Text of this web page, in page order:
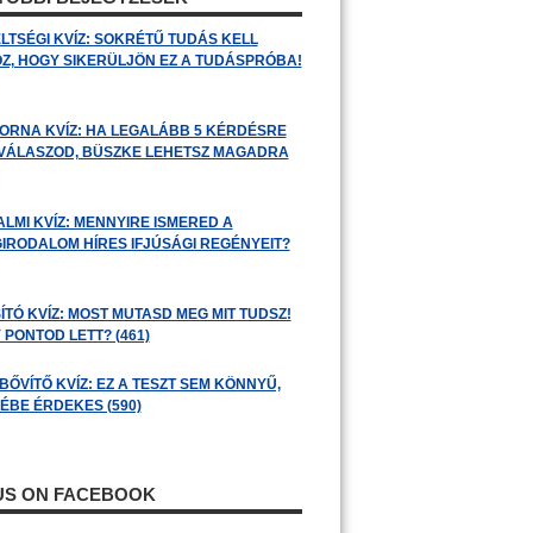
KVÍZ: SOKRÉTŰ TUDÁS KELL
HOGY SIKERÜLJÖN EZ A TUDÁSPRÓBA!
KVÍZ: HA LEGALÁBB 5 KÉRDÉSRE
BÜSZKE LEHETSZ MAGADRA
KVÍZ: MENNYIRE ISMERED A
HÍRES IFJÚSÁGI REGÉNYEIT?
KVÍZ: MOST MUTASD MEG MIT TUDSZ!
PONTOD LETT? (461)
KVÍZ: EZ A TESZT SEM KÖNNYŰ,
ÉRDEKES (590)
ON FACEBOOK